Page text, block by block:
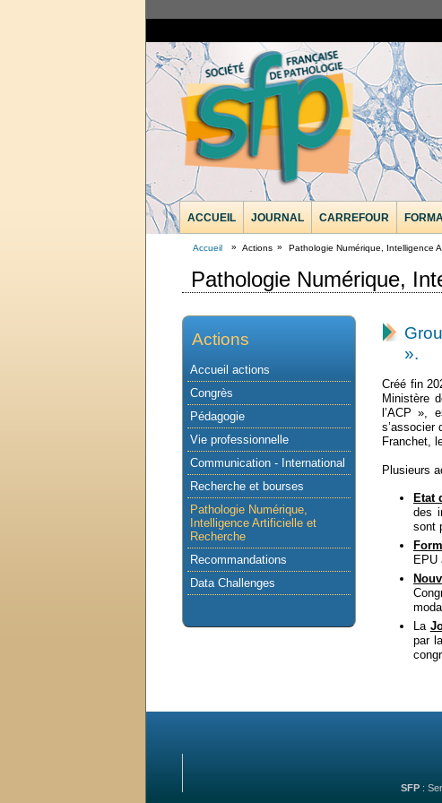
ACCUEIL JOURNAL CARREFOUR
Accueil Actions Pathologie Numérique, Intelligence
Pathologie Numérique,
Actions
Accueil actions
Congrès
Pédagogie
Vie professionnelle
Communication - International
Recherche et bourses
Pathologie Numérique,
Intelligence Artificielle et
Recherche
Recommandations
Data Challenges
».
Créé fin
Ministère
l’ACP »,
s’associer
Franchet,
Plusieurs
Etat
des
sont
EPU
La
par
SFP :